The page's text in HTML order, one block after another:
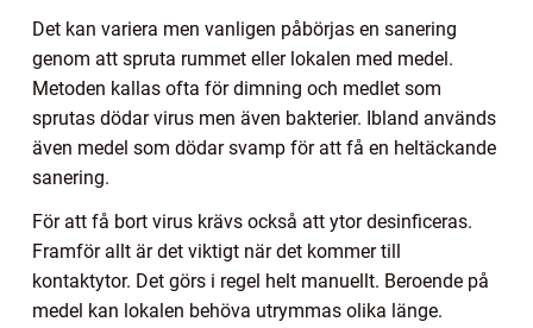
Det kan variera men vanligen påbörjas en sanering
genom att spruta rummet eller lokalen med medel.
Metoden kallas ofta för dimning och medlet som
sprutas dödar virus men även bakterier. Ibland används
även medel som dödar svamp för att få en heltäckande
sanering.
För att få bort virus krävs också att ytor desinficeras.
Framför allt är det viktigt när det kommer till
kontaktytor. Det görs i regel helt manuellt. Beroende på
medel kan lokalen behöva utrymmas olika länge.